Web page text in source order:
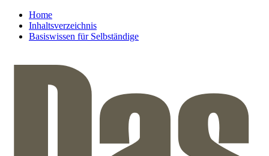
Home
Inhaltsverzeichnis
Basiswissen für Selbständige